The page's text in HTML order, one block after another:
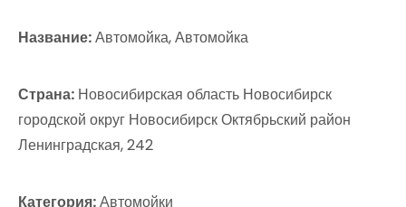
Название:Автомойка, Автомойка
Страна: Новосибирская область Новосибирск
городской округ Новосибирск Октябрьский район
Ленинградская, 242
Категория:Автомойки